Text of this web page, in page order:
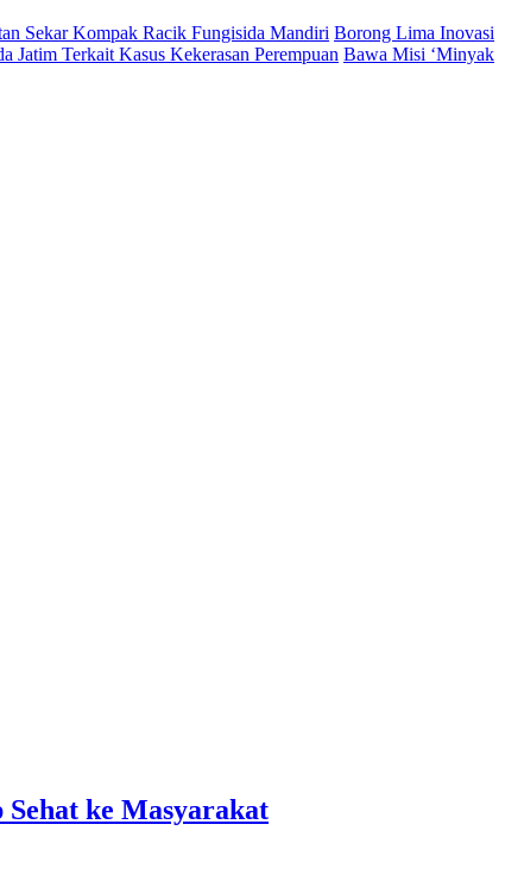
Sekar Kompak Racik Fungisida Mandiri Borong Lima Inovasi
Jatim Terkait Kasus Kekerasan Perempuan Bawa Misi ‘Minyak
ke Masyarakat